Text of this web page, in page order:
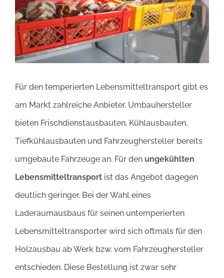
Bild
Für den temperierten Lebensmitteltransport gibt es
am Markt zahlreiche Anbieter. Umbauhersteller
bieten Frischdienstausbauten, Kühlausbauten,
Tiefkühlausbauten und Fahrzeughersteller bereits
umgebaute Fahrzeuge an. Für den ungekühlten
Lebensmitteltransport ist das Angebot dagegen
deutlich geringer. Bei der Wahl eines
Laderaumausbaus für seinen untemperierten
Lebensmitteltransporter wird sich oftmals für den
Holzausbau ab Werk bzw. vom Fahrzeughersteller
entschieden. Diese Bestellung ist zwar sehr